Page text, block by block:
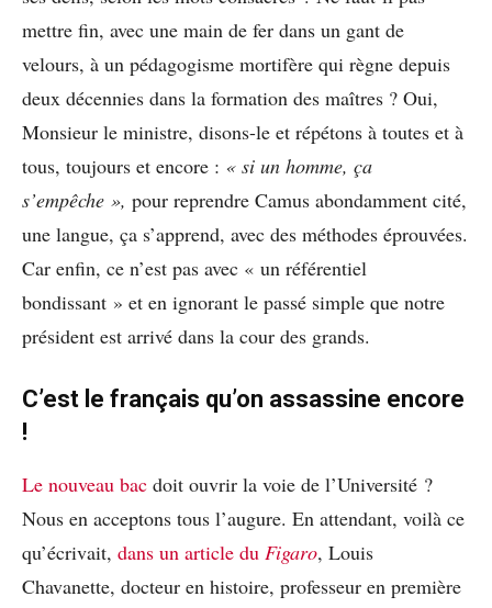
mettre fin, avec une main de fer dans un gant de
velours, à un pédagogisme mortifère qui règne depuis
deux décennies dans la formation des maîtres ? Oui,
Monsieur le ministre, disons-le et répétons à toutes et à
tous, toujours et encore : « si un homme, ça
s’empêche », pour reprendre Camus abondamment cité,
une langue, ça s’apprend, avec des méthodes éprouvées.
Car enfin, ce n’est pas avec « un référentiel
bondissant » et en ignorant le passé simple que notre
président est arrivé dans la cour des grands.
C’est le français qu’on assassine encore
!
Le nouveau bac doit ouvrir la voie de l’Université ?
Nous en acceptons tous l’augure. En attendant, voilà ce
qu’écrivait, dans un article du Figaro, Louis
Chavanette, docteur en histoire, professeur en première